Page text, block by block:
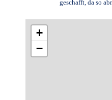
geschafft, da so
+
−